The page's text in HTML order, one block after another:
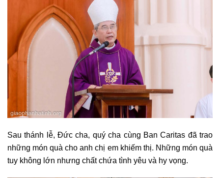
Sau thánh lễ, Đức cha, quý cha cùng Ban Caritas đã trao
những món quà cho anh chị em khiếm thị. Những món quà
tuy không lớn nhưng chất chứa tình yêu và hy vọng.